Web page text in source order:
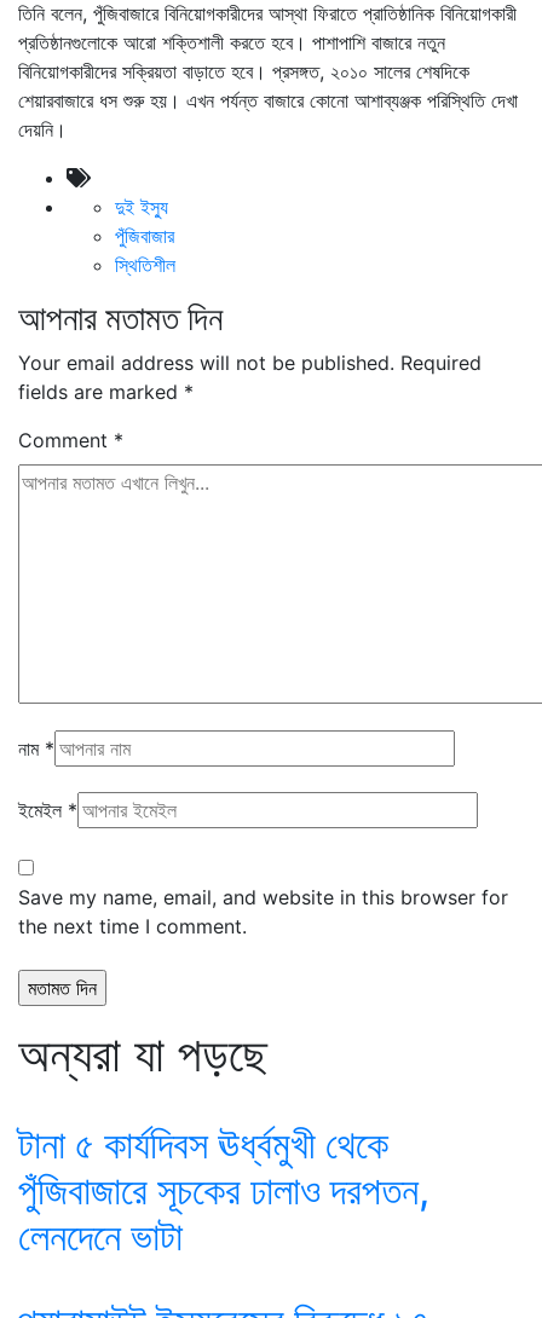
তিনি বলেন, পুঁজিবাজারে বিনিয়োগকারীদের আস্থা ফিরাতে প্রাতিষ্ঠানিক বিনিয়োগকারী
প্রতিষ্ঠানগুলোকে আরো শক্তিশালী করতে হবে। পাশাপাশি বাজারে নতুন
বিনিয়োগকারীদের সক্রিয়তা বাড়াতে হবে। প্রসঙ্গত, ২০১০ সালের শেষদিকে
শেয়ারবাজারে ধস শুরু হয়। এখন পর্যন্ত বাজারে কোনো আশাব্যঞ্জক পরিস্থিতি দেখা
দেয়নি।
দুই ইস্যু
পুঁজিবাজার
স্থিতিশীল
আপনার মতামত দিন
Your email address will not be published. Required
fields are marked *
Comment *
নাম *
ইমেইল *
Save my name, email, and website in this browser for
the next time I comment.
অন্যরা যা পড়ছে
টানা ৫ কার্যদিবস ঊর্ধ্বমুখী থেকে
পুঁজিবাজারে সূচকের ঢালাও দরপতন,
লেনদেনে ভাটা